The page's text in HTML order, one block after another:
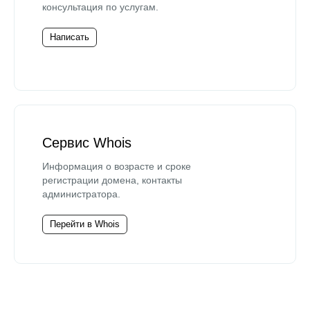
консультация по услугам.
Написать
Сервис Whois
Информация о возрасте и сроке
регистрации домена, контакты
администратора.
Перейти в Whois